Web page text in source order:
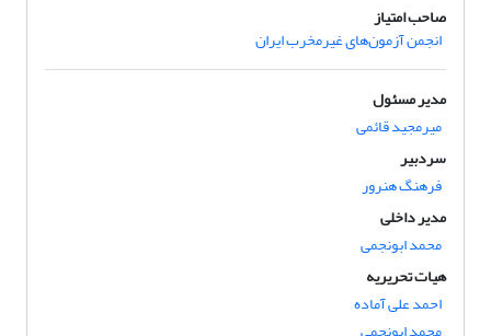
صاحب امتیاز
انجمن آزمون‌های غیرمخرب ایران
مدیر مسئول
میرمجید قائمی
سردبیر
فرهنگ هنرور
مدیر داخلی
محمد ابونجمی
هیات تحریریه
احمد علی آماده